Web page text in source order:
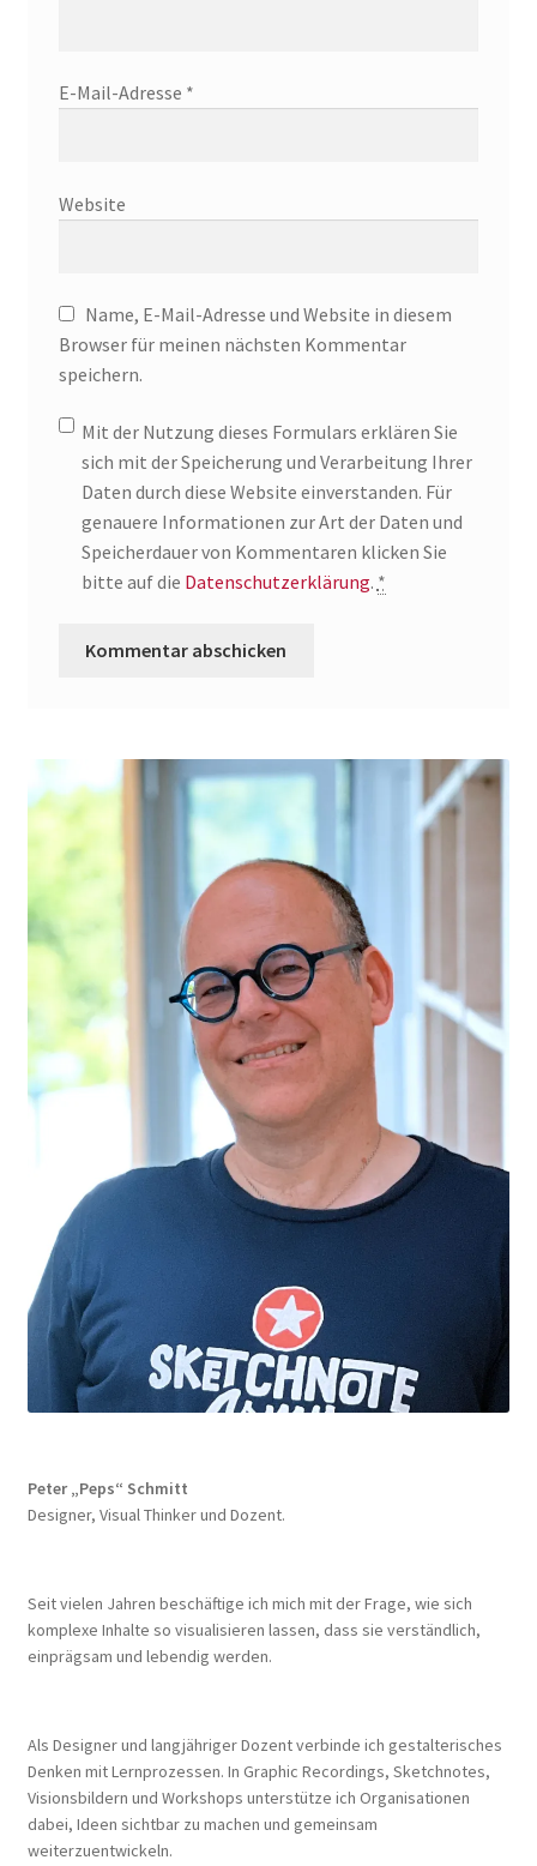
E-Mail-Adresse *
Website
Name, E-Mail-Adresse und Website in diesem
Browser für meinen nächsten Kommentar
speichern.
Mit der Nutzung dieses Formulars erklären Sie
sich mit der Speicherung und Verarbeitung Ihrer
Daten durch diese Website einverstanden. Für
genauere Informationen zur Art der Daten und
Speicherdauer von Kommentaren klicken Sie
bitte auf die Datenschutzerklärung. *
Peter „Peps“ Schmitt
Designer, Visual Thinker und Dozent.
Seit vielen Jahren beschäftige ich mich mit der Frage, wie sich
komplexe Inhalte so visualisieren lassen, dass sie verständlich,
einprägsam und lebendig werden.
Als Designer und langjähriger Dozent verbinde ich gestalterisches
Denken mit Lernprozessen. In Graphic Recordings, Sketchnotes,
Visionsbildern und Workshops unterstütze ich Organisationen
dabei, Ideen sichtbar zu machen und gemeinsam
weiterzuentwickeln.